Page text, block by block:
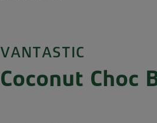
VANTASTIC
Coconut Choc